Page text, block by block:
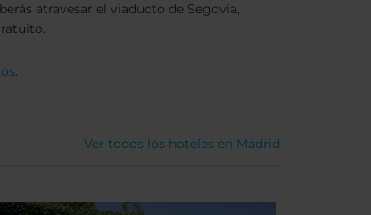
atravesar el viaducto de Segovia,
.
Ver todos los hoteles en Madrid